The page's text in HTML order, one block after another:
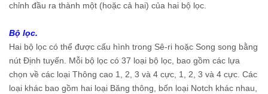
chỉnh đầu ra thành một (hoặc cả hai) của hai bộ lọc.
Bộ lọc.
Hai bộ lọc có thể được cấu hình trong Sê-ri hoặc Song song bằng
nút Định tuyến. Mỗi bộ lọc có 37 loại bộ lọc, bao gồm các lựa
chọn về các loại Thông cao 1, 2, 3 và 4 cực, 1, 2, 3 và 4 cực. Các
loại khác bao gồm hai loại Băng thông, bốn loại Notch khác nhau,